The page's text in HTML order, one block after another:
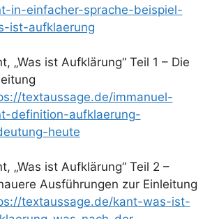
in-einfacher-sprache-beispiel-
ist-aufklaerung
„Was ist Aufklärung“ Teil 1 – Die
textaussage.de/immanuel-
definition-aufklaerung-
heute
„Was ist Aufklärung“ Teil 2 –
Ausführungen zur Einleitung
textaussage.de/kant-was-ist-